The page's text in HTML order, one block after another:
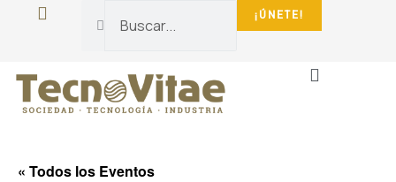
¡ÚNETE!
« Todos los Eventos